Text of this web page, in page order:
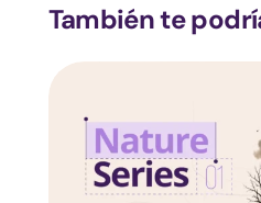
También te